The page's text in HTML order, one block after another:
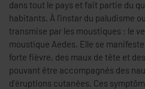
dans tout le pays et fait partie du
habitants. À l'instar du paludisme
transmise par les moustiques ; le
moustique Aedes. Elle se
forte fièvre, des maux de tête et
pouvant être accompagnés des
d'éruptions cutanées. Ces